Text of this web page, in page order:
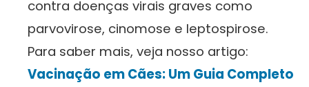
contra doenças virais graves como
parvovirose, cinomose e leptospirose.
Para saber mais, veja nosso artigo:
Vacinação em Cães: Um Guia Completo